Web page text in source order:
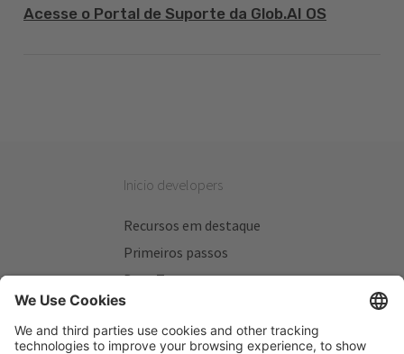
Acesse o Portal de Suporte da Glob.AI OS
Inicio developers
Recursos em destaque
Primeiros passos
Beta Testers
Meus Planos